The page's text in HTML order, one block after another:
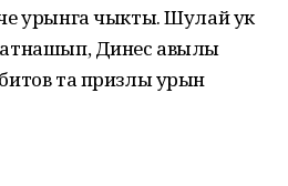
урынга чыкты. Шулай ук
Динес авылы
та призлы урын